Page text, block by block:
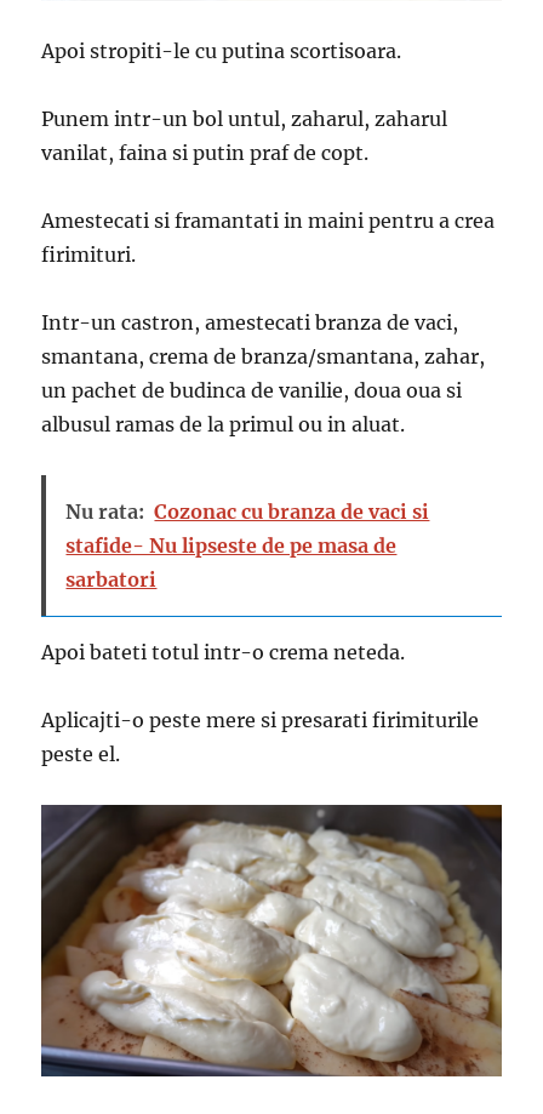
Apoi stropiti-le cu putina scortisoara.
Punem intr-un bol untul, zaharul, zaharul
vanilat, faina si putin praf de copt.
Amestecati si framantati in maini pentru a crea
firimituri.
Intr-un castron, amestecati branza de vaci,
smantana, crema de branza/smantana, zahar,
un pachet de budinca de vanilie, doua oua si
albusul ramas de la primul ou in aluat.
Nu rata: Cozonac cu branza de vaci si
stafide- Nu lipseste de pe masa de
sarbatori
Apoi bateti totul intr-o crema neteda.
Aplicajti-o peste mere si presarati firimiturile
peste el.